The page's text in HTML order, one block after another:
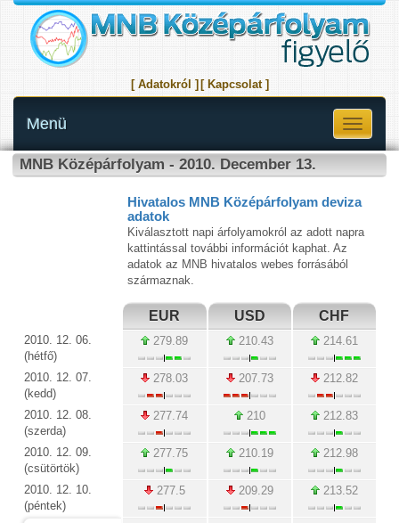
[ Adatokról ] [ Kapcsolat ]
Toggle
Menü
MNB Középárfolyam - 2010. December 13.
Hivatalos MNB Középárfolyam deviza
adatok
Kiválasztott napi árfolyamokról az adott napra
kattintással további információt kaphat. Az
adatok az MNB hivatalos webes forrásából
származnak.
EUR USD CHF
2010. 12. 06.
(hétfő)
279.89 210.43 214.61
2010. 12. 07.
(kedd)
278.03 207.73 212.82
2010. 12. 08.
(szerda)
277.74 210 212.83
2010. 12. 09.
(csütörtök)
277.75 210.19 212.98
2010. 12. 10.
(péntek)
277.5 209.29 213.52